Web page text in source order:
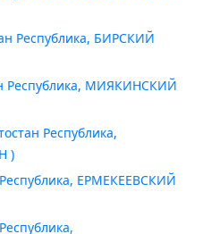
Республика, БИРСКИЙ
Республика, МИЯКИНСКИЙ
Республика,
)
ЕРМЕКЕЕВСКИЙ